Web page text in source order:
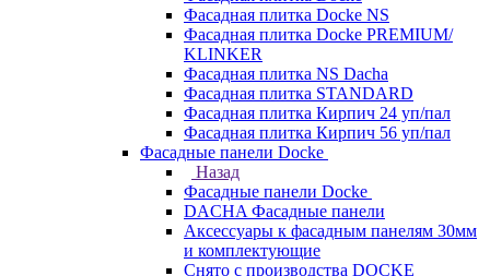
Фасадная плитка Docke NS
Фасадная плитка Docke PREMIUM/
KLINKER
Фасадная плитка NS Dacha
Фасадная плитка STANDARD
Фасадная плитка Кирпич 24 уп/пал
Фасадная плитка Кирпич 56 уп/пал
Фасадные панели Docke
Назад
Фасадные панели Docke
DACHA Фасадные панели
Аксессуары к фасадным панелям 30мм
и комплектующие
Снято с производства DOCKE